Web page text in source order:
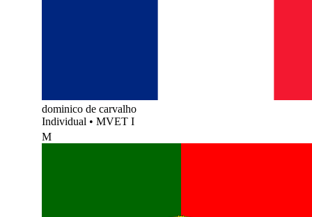
dominico de carvalho
Individual • MVET I
M